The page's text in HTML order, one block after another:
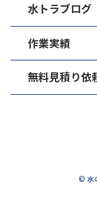
水トラブログ
作業実績
無料見積り依
© 水